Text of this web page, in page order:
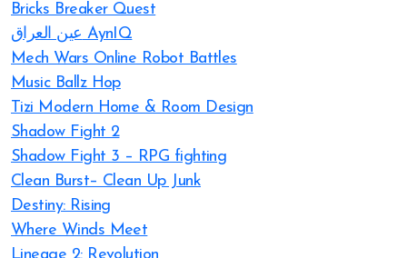
Bricks Breaker Quest
عين العراق AynIQ
Mech Wars Online Robot Battles
Music Ballz Hop
Tizi Modern Home & Room Design
Shadow Fight 2
Shadow Fight 3 – RPG fighting
Clean Burst– Clean Up Junk
Destiny: Rising
Where Winds Meet